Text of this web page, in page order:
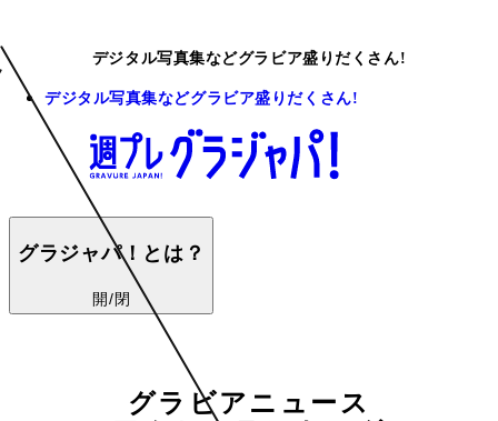
デジタル写真集などグラビア盛りだくさん!
デジタル写真集などグラビア盛りだくさん!
グラジャパ！とは？
開/閉
グラビアニュース